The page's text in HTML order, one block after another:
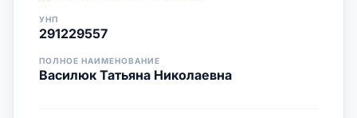
УНП
291229557
ПОЛНОЕ НАИМЕНОВАНИЕ
Василюк Татьяна Николаевна